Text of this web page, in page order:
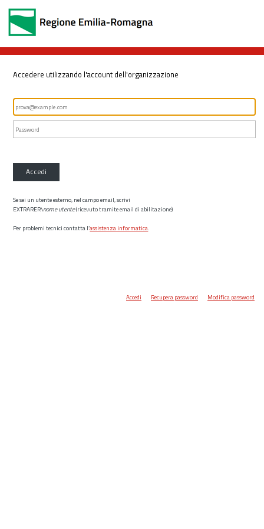
Accedere utilizzando l'account dell'organizzazione
Accedi
Se sei un utente esterno, nel campo email, scrivi
EXTRARER\nome utente(ricevuto tramite email di abilitazione)
Per problemi tecnici contatta l’assistenza informatica.
Accedi Recupera password Modifica password